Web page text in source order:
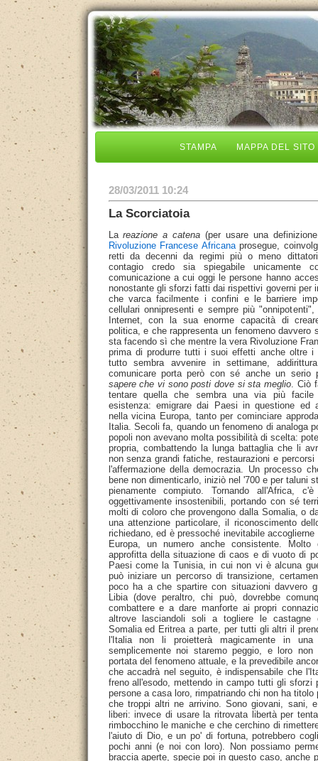
STAMPA MAPPA DEL SITO
28/03/2011 10:24
La Scorciatoia
Lareazione a catena (per usare una
Rivoluzione Francese Africanaprosegue,
retti da decenni da regimi più o meno
contagio credo sia spiegabile unicamente
comunicazione a cui oggi le persone hanno
nonostante gli sforzi fatti dai rispettivi governi per
che varca facilmente i confini e le barriere
cellulari onnipresenti e sempre più
Internet, con la sua enorme capacità di
politica, e che rappresenta un fenomeno davvero
sta facendo sì che mentre la vera Rivoluzione
prima di produrre tutti i suoi effetti anche oltre i
tutto sembra avvenire in settimane,
comunicare porta però con sé anche un serio
sapere che vi sono posti dove si sta meglio. Ciò
tentare quella che sembra una via più facile
esistenza: emigrare dai Paesi in questione ed
nella vicina Europa, tanto per cominciare
Italia. Secoli fa, quando un fenomeno di analoga
popoli non avevano molta possibilità di scelta:
propria, combattendo la lunga battaglia che li
non senza grandi fatiche, restaurazioni e
l'affermazione della democrazia. Un processo
bene non dimenticarlo, iniziò nel '700 e per taluni
pienamente compiuto. Tornando all'Africa,
oggettivamente insostenibili, portando con sé
molti di coloro che provengono dalla Somalia, o
una attenzione particolare, il riconoscimento
richiedano, ed è pressoché inevitabile
Europa, un numero anche consistente.
approfitta della situazione di caos e di vuoto di
Paesi come la Tunisia, in cui non vi è alcuna
può iniziare un percorso di transizione,
poco ha a che spartire con situazioni davvero
Libia (dove peraltro, chi può, dovrebbe
combattere e a dare manforte ai propri
altrove lasciandoli soli a togliere le castagne
Somalia ed Eritrea a parte, per tutti gli altri il
l'Italia non li proietterà magicamente in una
semplicemente noi staremo peggio, e loro
portata del fenomeno attuale, e la prevedibile
che accadrà nel seguito, è indispensabile che
freno all'esodo, mettendo in campo tutti gli sforzi
persone a casa loro, rimpatriando chi non ha titolo
che troppi altri ne arrivino. Sono giovani, sani,
liberi: invece di usare la ritrovata libertà per
rimbocchino le maniche e che cerchino di
l'aiuto di Dio, e un po' di fortuna, potrebbero
pochi anni (e noi con loro). Non possiamo
braccia aperte, specie poi in questo caso, anche